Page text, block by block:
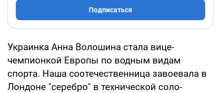
Подписаться
Украинка Анна Волошина стала вице-
чемпионкой Европы по водным видам
спорта. Наша соотечественница завоевала в
Лондоне "серебро" в технической соло-